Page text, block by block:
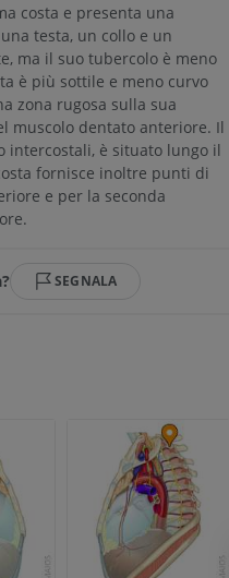
costa e presenta una
testa, un collo e un
ma il suo tubercolo è meno
è più sottile e meno curvo
zona rugosa sulla sua
muscolo dentato anteriore. Il
intercostali, è situato lungo il
fornisce inoltre punti di
e per la seconda
SEGNALA